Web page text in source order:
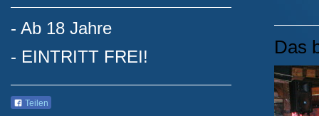
Das
- Ab 18 Jahre
- EINTRITT FREI!
Teilen